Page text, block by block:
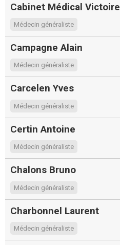
Cabinet Médical Victoire
Médecin généraliste
Campagne Alain
Médecin généraliste
Carcelen Yves
Médecin généraliste
Certin Antoine
Médecin généraliste
Chalons Bruno
Médecin généraliste
Charbonnel Laurent
Médecin généraliste